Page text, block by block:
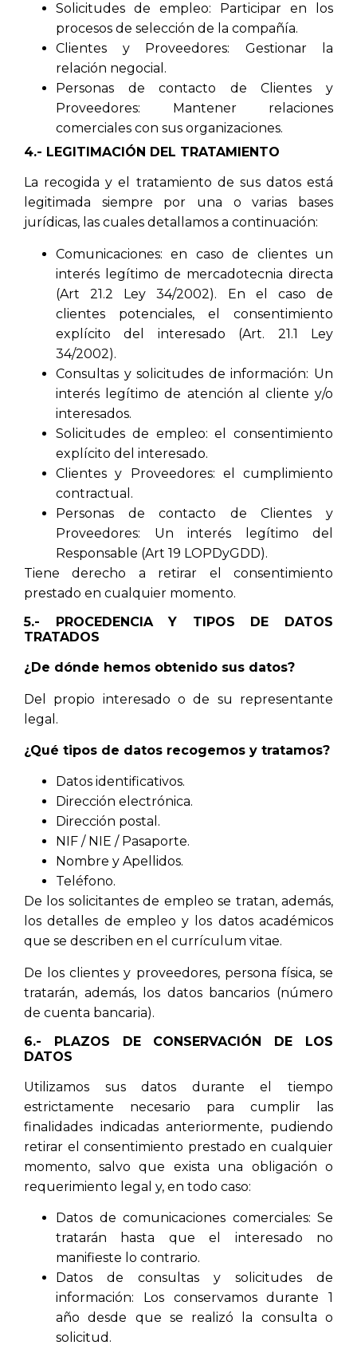
Solicitudes de empleo: Participar en los
procesos de selección de la compañía.
Clientes y Proveedores: Gestionar la
relación negocial.
Personas de contacto de Clientes y
Proveedores: Mantener relaciones
comerciales con sus organizaciones.
4.- LEGITIMACIÓN DEL TRATAMIENTO
La recogida y el tratamiento de sus datos está
legitimada siempre por una o varias bases
jurídicas, las cuales detallamos a continuación:
Comunicaciones: en caso de clientes un
interés legítimo de mercadotecnia directa
(Art 21.2 Ley 34/2002). En el caso de
clientes potenciales, el consentimiento
explícito del interesado (Art. 21.1 Ley
34/2002).
Consultas y solicitudes de información: Un
interés legítimo de atención al cliente y/o
interesados.
Solicitudes de empleo: el consentimiento
explícito del interesado.
Clientes y Proveedores: el cumplimiento
contractual.
Personas de contacto de Clientes y
Proveedores: Un interés legítimo del
Responsable (Art 19 LOPDyGDD).
Tiene derecho a retirar el consentimiento
prestado en cualquier momento.
5.- PROCEDENCIA Y TIPOS DE DATOS
TRATADOS
¿De dónde hemos obtenido sus datos?
Del propio interesado o de su representante
legal.
¿Qué tipos de datos recogemos y tratamos?
Datos identificativos.
Dirección electrónica.
Dirección postal.
NIF / NIE / Pasaporte.
Nombre y Apellidos.
Teléfono.
De los solicitantes de empleo se tratan, además,
los detalles de empleo y los datos académicos
que se describen en el currículum vitae.
De los clientes y proveedores, persona física, se
tratarán, además, los datos bancarios (número
de cuenta bancaria).
6.- PLAZOS DE CONSERVACIÓN DE LOS
DATOS
Utilizamos sus datos durante el tiempo
estrictamente necesario para cumplir las
finalidades indicadas anteriormente, pudiendo
retirar el consentimiento prestado en cualquier
momento, salvo que exista una obligación o
requerimiento legal y, en todo caso:
Datos de comunicaciones comerciales: Se
tratarán hasta que el interesado no
manifieste lo contrario.
Datos de consultas y solicitudes de
información: Los conservamos durante 1
año desde que se realizó la consulta o
solicitud.